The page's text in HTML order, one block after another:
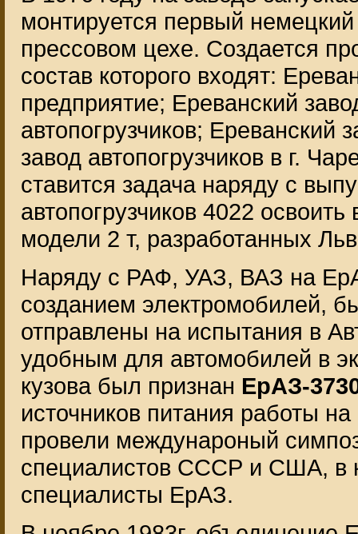
монтируется первый
прессовом цехе. Создается
состав которого входят:
предприятие; Ереванский
автопогрузчиков; Ереванский
завод автопогрузчиков в г.
ставится задача наряду с
автопогрузчиков 4022
модели 2 т, разработанных
Наряду с РАФ, УАЗ, ВАЗ на
созданием электромобилей,
отправлены на испытания в
удобным для автомобилей в
кузова был признан ЕрАЗ-
источников питания работы
провели междунароный
специалистов СССР и США, в
специалисты ЕрАЗ.